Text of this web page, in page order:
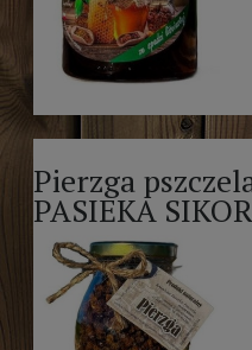
Pierzga
PASIEKA